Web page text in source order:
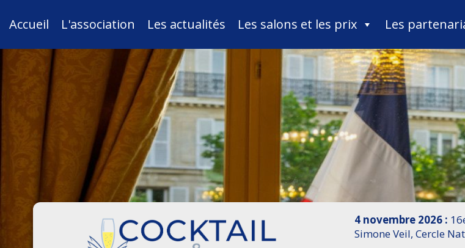
Accueil L'association Les actualités Les salons et les prix Les
4 novembre 2026 :
Simone Veil, Cercle